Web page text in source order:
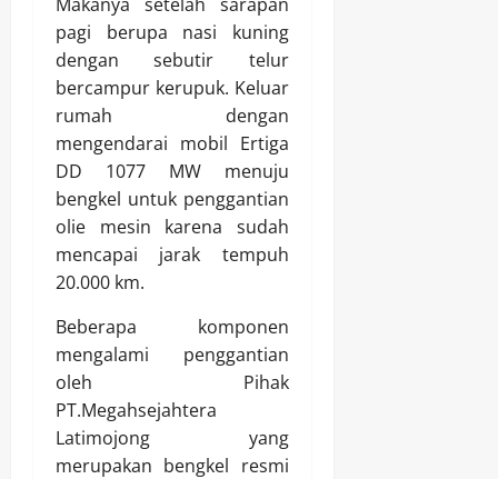
pagi berupa nasi kuning
dengan sebutir telur
bercampur kerupuk. Keluar
rumah dengan
mengendarai mobil Ertiga
DD 1077 MW menuju
bengkel untuk penggantian
olie mesin karena sudah
mencapai jarak tempuh
20.000 km.
Beberapa komponen
mengalami penggantian
oleh Pihak
PT.Megahsejahtera
Latimojong yang
merupakan bengkel resmi